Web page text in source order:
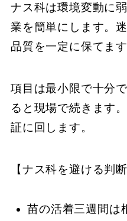
ナス科は環境変動に
業を簡単にします。
品質を一定に保てます
項目は最小限で十分
ると現場で続きます
証に回します。
【ナス科を避ける判断
苗の活着三週間は